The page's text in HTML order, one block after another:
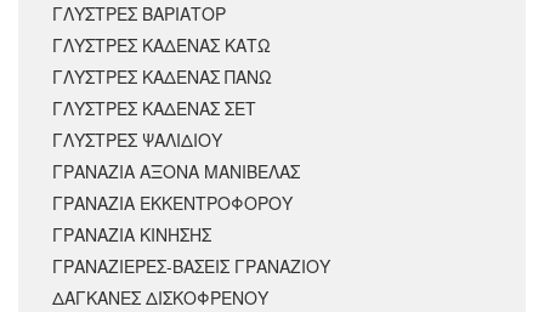
ΓΛΥΣΤΡΕΣ ΒΑΡΙΑΤΟΡ
ΓΛΥΣΤΡΕΣ ΚΑΔΕΝΑΣ ΚΑΤΩ
ΓΛΥΣΤΡΕΣ ΚΑΔΕΝΑΣ ΠΑΝΩ
ΓΛΥΣΤΡΕΣ ΚΑΔΕΝΑΣ ΣΕΤ
ΓΛΥΣΤΡΕΣ ΨΑΛΙΔΙΟΥ
ΓΡΑΝΑΖΙΑ ΑΞΟΝΑ ΜΑΝΙΒΕΛΑΣ
ΓΡΑΝΑΖΙΑ ΕΚΚΕΝΤΡΟΦΟΡΟΥ
ΓΡΑΝΑΖΙΑ ΚΙΝΗΣΗΣ
ΓΡΑΝΑΖΙΕΡΕΣ-ΒΑΣΕΙΣ ΓΡΑΝΑΖΙΟΥ
ΔΑΓΚΑΝΕΣ ΔΙΣΚΟΦΡΕΝΟΥ